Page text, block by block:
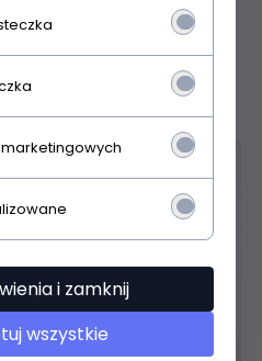
PLN
marketingowych
i zamknij
wszystkie